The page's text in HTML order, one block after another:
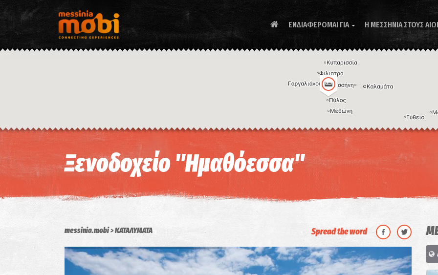
ΕΝΔΙΑΦΕΡΟΜΑΙ ΓΙΑ  Η ΜΕΣΣΗΝΙΑ ΣΤΟΥΣ
Ξενοδοχείο "Ημαθόεσσα"
messinia.mobi ΚΑΤΑΛΥΜΑΤΑ Spread the word